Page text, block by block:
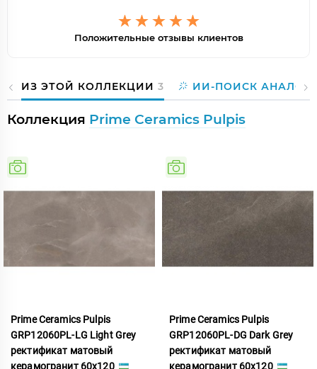
Положительные отзывы клиентов
ИЗ ЭТОЙ КОЛЛЕКЦИИ 3 ИИ-ПОИСК
Коллекция Prime Ceramics Pulpis
Prime Ceramics Pulpis
GRP12060PL-LG Light Grey
ректификат матовый
керамогранит 60x120
Prime Ceramics Pulpis
GRP12060PL-DG Dark Grey
ректификат матовый
керамогранит 60x120